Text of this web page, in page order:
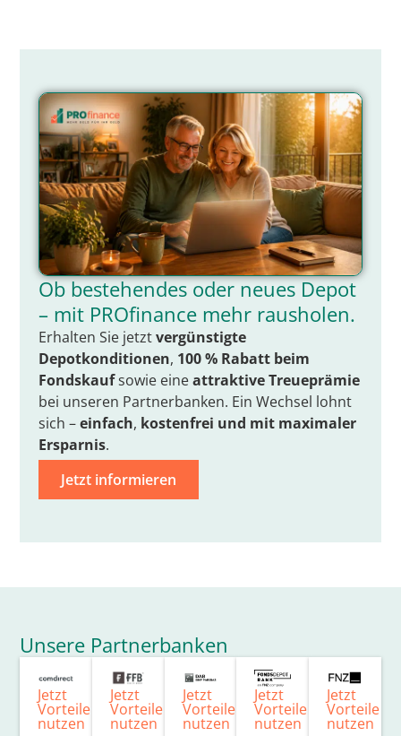
Ob bestehendes oder neues Depot
– mit PROfinance mehr rausholen.
Erhalten Sie jetztvergünstigte
Depotkonditionen, 100 % Rabatt beim
Fondskaufsowie eineattraktive Treueprämie
bei unseren Partnerbanken. Ein Wechsel lohnt
sich –einfach, kostenfrei und mit maximaler
Ersparnis.
Jetzt informieren
Unsere Partnerbanken
Jetzt
Vorteile
nutzen
Jetzt
Vorteile
nutzen
Jetzt
Vorteile
nutzen
Jetzt
Vorteile
nutzen
Jetzt
Vorteile
nutzen